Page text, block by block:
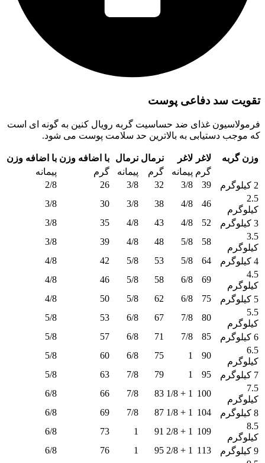
تقویت سد دفاعی پوست
فرمولاسیون غذای ضد حساسیت گربه رویال کنین به گونه ای است
که موجب دستیابی به بالاترین حد سلامت پوست می شود.
وزن گربه لاغر لاغر نرمال نرمال با اضافه وزن با اضافه وزن
گرم پیمانه گرم پیمانه گرم
پیمانه
2 کیلوگرم
39
3/8
32
3/8
26
2/8
2.5
کیلوگرم
46
4/8
38
3/8
30
3/8
3 کیلوگرم
52
4/8
43
4/8
35
3/8
3.5
کیلوگرم
58
5/8
48
4/8
39
3/8
4 کیلوگرم
64
5/8
53
5/8
42
4/8
4.5
کیلوگرم
69
6/8
58
5/8
46
4/8
5 کیلوگرم
75
6/8
62
5/8
50
4/8
5.5
کیلوگرم
80
7/8
67
6/8
53
5/8
6 کیلوگرم
85
7/8
71
6/8
57
5/8
6.5
کیلوگرم
90
1
75
6/8
60
5/8
7 کیلوگرم
95
1
79
7/8
63
5/8
7.5
کیلوگرم
100
1 + 1/8
83
7/8
66
6/8
8 کیلوگرم
104
1 + 1/8
87
7/8
69
6/8
8.5
کیلوگرم
109
1 + 2/8
91
1
73
6/8
9 کیلوگرم
113
1 + 2/8
95
1
76
6/8